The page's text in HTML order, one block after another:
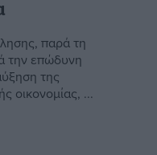
παρά τη
την επώδυνη
της
οικονομίας, ...